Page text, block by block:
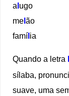
alugo
melão
família
Quando a letra
sílaba,
suave, uma